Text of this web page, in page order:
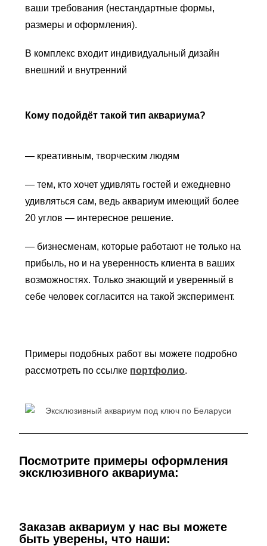
ваши требования (нестандартные формы,
размеры и оформления).
В комплекс входит индивидуальный дизайн
внешний и внутренний
Кому подойдёт такой тип аквариума?
— креативным, творческим людям
— тем, кто хочет удивлять гостей и ежедневно
удивляться сам, ведь аквариум имеющий более
20 углов — интересное решение.
— бизнесменам, которые работают не только на
прибыль, но и на уверенность клиента в ваших
возможностях. Только знающий и уверенный в
себе человек согласится на такой эксперимент.
Примеры подобных работ вы можете подробно
рассмотреть по ссылке портфолио.
Посмотрите примеры оформления
эксклюзивного аквариума:
Заказав аквариум у нас вы можете
быть уверены, что наши: